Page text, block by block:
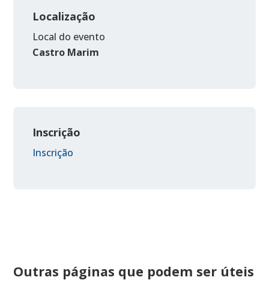
Localização
Local do evento
Castro Marim
Inscrição
Inscrição
Outras páginas que podem ser úteis